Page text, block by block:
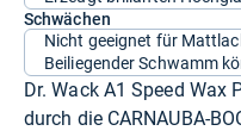
Schwächen
Nicht geeignet für
Beiliegender Schwamm
Dr. Wack A1 Speed Wax
durch die CARNAUBA-